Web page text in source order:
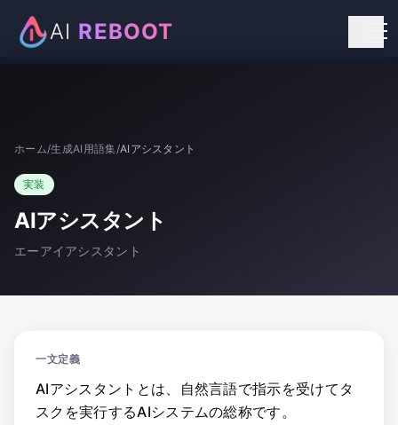
AI REBOOT
お知らせ
お問い合わせ
ホーム/生成AI用語集/AIアシスタント
実装
AIアシスタント
エーアイアシスタント
一文定義
AIアシスタントとは、自然言語で指示を受けてタ
スクを実行するAIシステムの総称です。